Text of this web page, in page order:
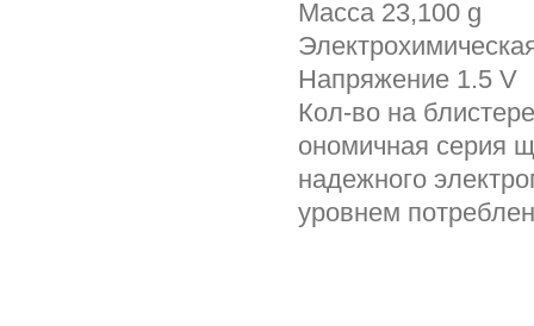
Масса 23,100 g
Напряжение 1.5 V
Кол-во на
ономичная серия
надежного
уровнем